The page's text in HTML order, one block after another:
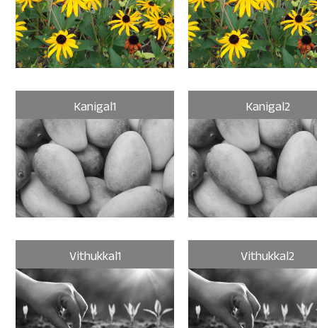
Kanigal1 Kanigal2
Vithukkal1 Vithukkal2